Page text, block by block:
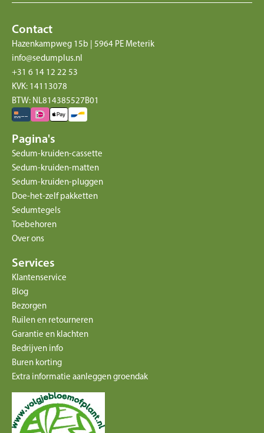
Contact
Hazenkampweg 15b | 5964 PE Meterik
info@sedumplus.nl
+31 6 14 12 22 53
KVK: 14113078
BTW: NL814385527B01
Pagina's
Sedum-kruiden-cassette
Sedum-kruiden-matten
Sedum-kruiden-pluggen
Doe-het-zelf pakketten
Sedumtegels
Toebehoren
Over ons
Services
Klantenservice
Blog
Bezorgen
Ruilen en retourneren
Garantie en klachten
Bedrijven info
Buren korting
Extra informatie aanleggen groendak